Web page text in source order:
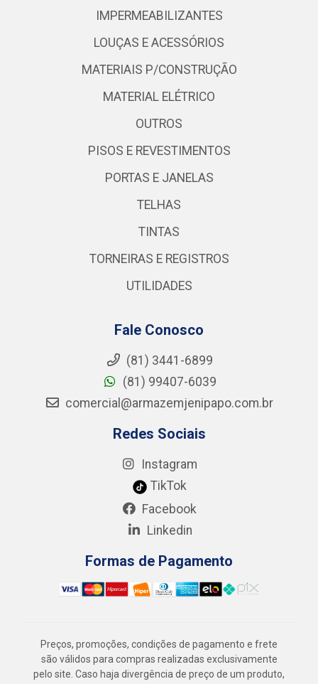
IMPERMEABILIZANTES
LOUÇAS E ACESSÓRIOS
MATERIAIS P/CONSTRUÇÃO
MATERIAL ELÉTRICO
OUTROS
PISOS E REVESTIMENTOS
PORTAS E JANELAS
TELHAS
TINTAS
TORNEIRAS E REGISTROS
UTILIDADES
Fale Conosco
(81) 3441-6899
(81) 99407-6039
comercial@armazemjenipapo.com.br
Redes Sociais
Instagram
TikTok
Facebook
Linkedin
Formas de Pagamento
Preços, promoções, condições de pagamento e frete
são válidos para compras realizadas exclusivamente
pelo site. Caso haja divergência de preço de um produto,